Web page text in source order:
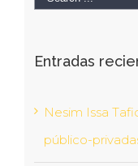
Entradas
Nesim Issa
público-